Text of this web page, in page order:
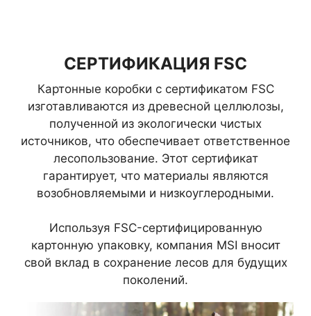
СЕРТИФИКАЦИЯ FSC
Картонные коробки с сертификатом FSC
изготавливаются из древесной целлюлозы,
полученной из экологически чистых
источников, что обеспечивает ответственное
лесопользование. Этот сертификат
гарантирует, что материалы являются
возобновляемыми и низкоуглеродными.
Используя FSC-сертифицированную
картонную упаковку, компания MSI вносит
свой вклад в сохранение лесов для будущих
поколений.